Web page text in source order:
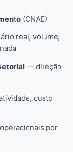
(CNAE)
real, volume,
— direção
custo
por